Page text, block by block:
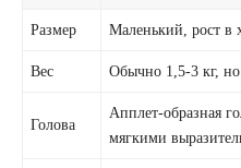
Размер Маленький, рост в
Вес Обычно 1,5-3 кг, но
Голова
Апплет-образная
мягкими